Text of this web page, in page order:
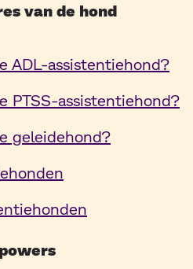
van de hond
ADL-assistentiehond?
PTSS-assistentiehond?
geleidehond?